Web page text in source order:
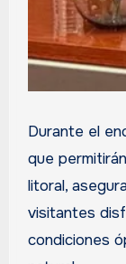
Durante el
que
litoral,
visitantes
condiciones